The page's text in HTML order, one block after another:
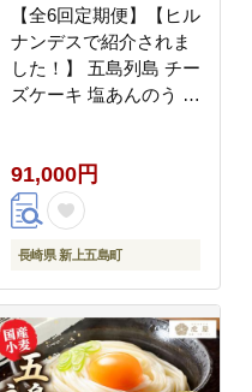
【全6回定期便】【ヒル
ナンデスで紹介されま
した！】 五島列島 チー
ズケーキ 塩あんのう お
91,000円
長崎県 新上五島町